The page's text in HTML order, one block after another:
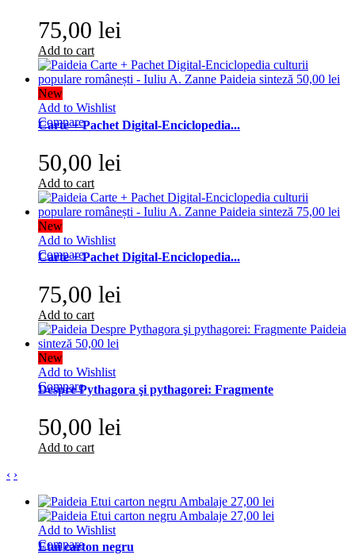
75,00 lei
Add to cart
New
Add to Wishlist
Compare
Carte + Pachet Digital-Enciclopedia...
50,00 lei
Add to cart
New
Add to Wishlist
Compare
Carte + Pachet Digital-Enciclopedia...
75,00 lei
Add to cart
New
Add to Wishlist
Compare
Despre Pythagora şi pythagorei: Fragmente
50,00 lei
Add to cart
‹ ›
Add to Wishlist
Compare
Etui carton negru